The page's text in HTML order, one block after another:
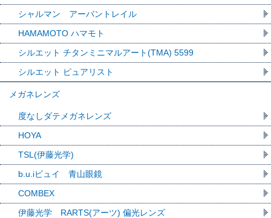
シャルマン アーバントレイル
HAMAMOTO ハマモト
シルエット チタンミニマルアート(TMA) 5599
シルエット ピュアリスト
メガネレンズ
度なしダテメガネレンズ
HOYA
TSL(伊藤光学)
b.u.iビュイ 青山眼鏡
COMBEX
伊藤光学 RARTS(アーツ) 偏光レンズ